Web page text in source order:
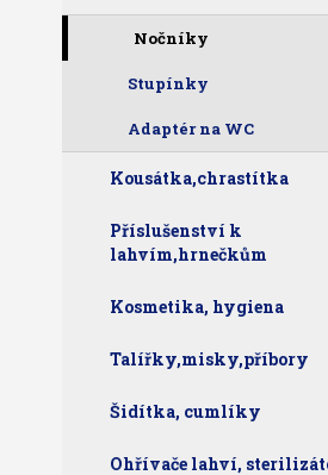
Nočníky
Stupínky
Adaptér na WC
Kousátka,chrastítka
Příslušenství k
lahvím,hrnečkům
Kosmetika, hygiena
Talířky,misky,příbory
Šidítka, cumlíky
Ohřívače lahví,